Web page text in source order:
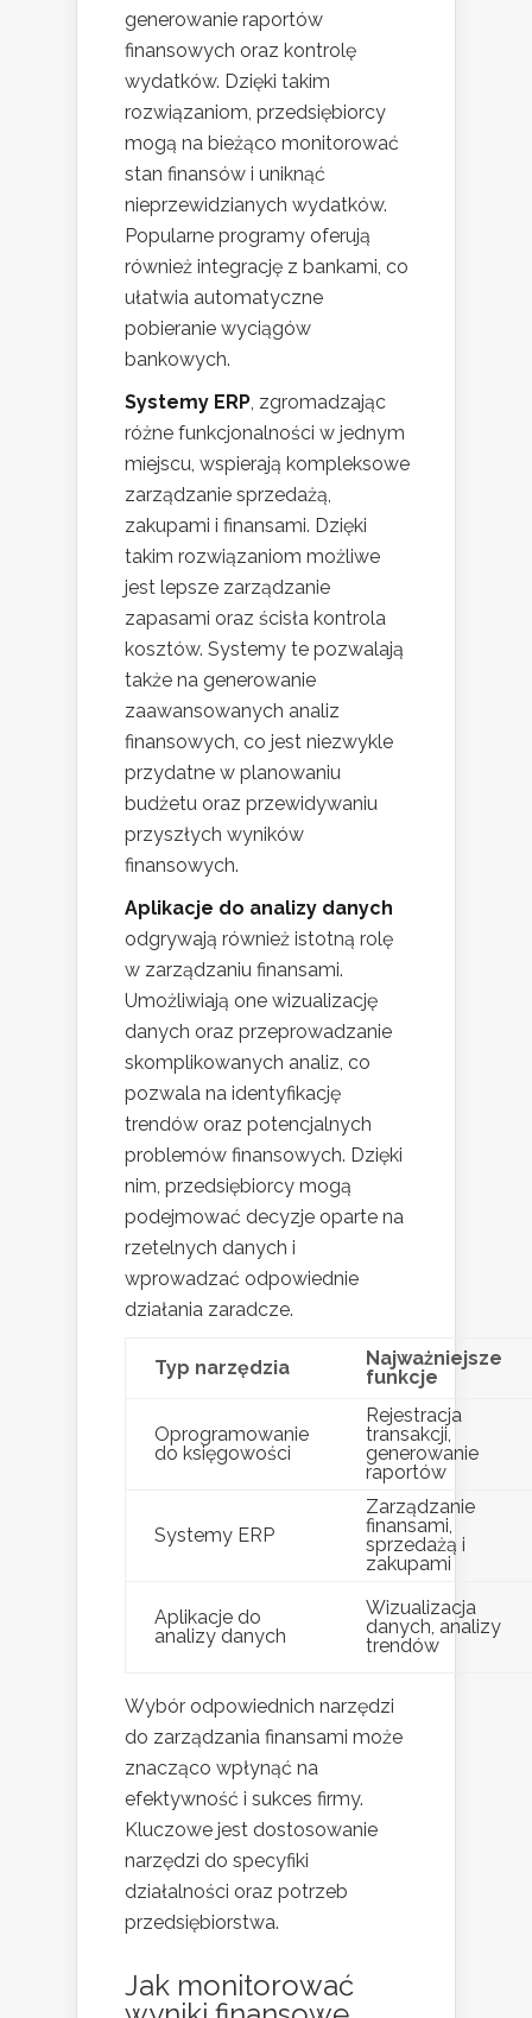
generowanie raportów
finansowych oraz kontrolę
wydatków. Dzięki takim
rozwiązaniom, przedsiębiorcy
mogą na bieżąco monitorować
stan finansów i uniknąć
nieprzewidzianych wydatków.
Popularne programy oferują
również integrację z bankami, co
ułatwia automatyczne
pobieranie wyciągów
bankowych.
Systemy ERP, zgromadzając
różne funkcjonalności w jednym
miejscu, wspierają kompleksowe
zarządzanie sprzedażą,
zakupami i finansami. Dzięki
takim rozwiązaniom możliwe
jest lepsze zarządzanie
zapasami oraz ścisła kontrola
kosztów. Systemy te pozwalają
także na generowanie
zaawansowanych analiz
finansowych, co jest niezwykle
przydatne w planowaniu
budżetu oraz przewidywaniu
przyszłych wyników
finansowych.
Aplikacje do analizy danych
odgrywają również istotną rolę
w zarządzaniu finansami.
Umożliwiają one wizualizację
danych oraz przeprowadzanie
skomplikowanych analiz, co
pozwala na identyfikację
trendów oraz potencjalnych
problemów finansowych. Dzięki
nim, przedsiębiorcy mogą
podejmować decyzje oparte na
rzetelnych danych i
wprowadzać odpowiednie
działania zaradcze.
Typ narzędzia
Najważniejsze
funkcje
Oprogramowanie
do księgowości
Rejestracja
transakcji,
generowanie
raportów
Systemy ERP
Zarządzanie
finansami,
sprzedażą i
zakupami
Aplikacje do
analizy danych
Wizualizacja
danych, analizy
trendów
Wybór odpowiednich narzędzi
do zarządzania finansami może
znacząco wpłynąć na
efektywność i sukces firmy.
Kluczowe jest dostosowanie
narzędzi do specyfiki
działalności oraz potrzeb
przedsiębiorstwa.
Jak monitorować